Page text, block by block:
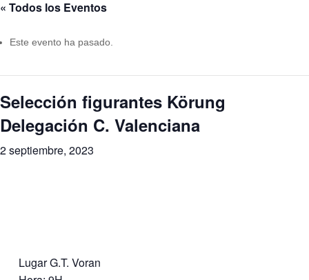
« Todos los Eventos
Este evento ha pasado.
Selección figurantes Körung
Delegación C. Valenciana
2 septiembre, 2023
Lugar G.T. Voran